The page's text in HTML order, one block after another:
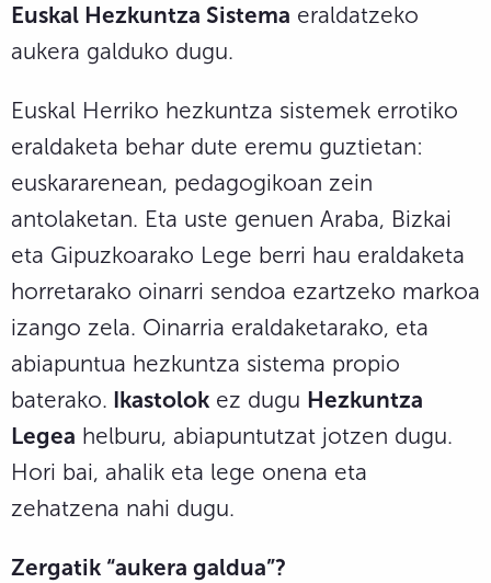
Euskal Hezkuntza Sistema eraldatzeko
aukera galduko dugu.
Euskal Herriko hezkuntza sistemek errotiko
eraldaketa behar dute eremu guztietan:
euskararenean, pedagogikoan zein
antolaketan. Eta uste genuen Araba, Bizkai
eta Gipuzkoarako Lege berri hau eraldaketa
horretarako oinarri sendoa ezartzeko markoa
izango zela. Oinarria eraldaketarako, eta
abiapuntua hezkuntza sistema propio
baterako. Ikastolok ez dugu Hezkuntza
Legea helburu, abiapuntutzat jotzen dugu.
Hori bai, ahalik eta lege onena eta
zehatzena nahi dugu.
Zergatik “aukera galdua”?